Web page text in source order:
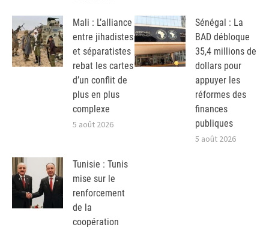
Mali : L’alliance
entre jihadistes
et séparatistes
rebat les cartes
d’un conflit de
plus en plus
complexe
5 août 2026
Sénégal : La
BAD débloque
35,4 millions de
dollars pour
appuyer les
réformes des
finances
publiques
5 août 2026
Tunisie : Tunis
mise sur le
renforcement
de la
coopération